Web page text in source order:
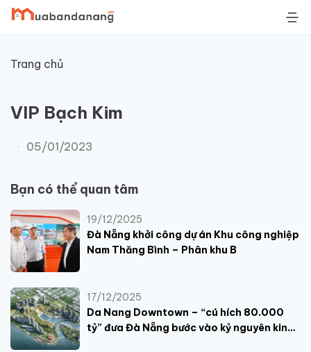
Skip
Trang chủ
VIP Bạch Kim
05/01/2023
Bạn có thể quan tâm
19/12/2025
Đà Nẵng khởi công dự án Khu công nghiệp
Nam Thăng Bình – Phân khu B
17/12/2025
Da Nang Downtown – “cú hích 80.000
tỷ” đưa Đà Nẵng bước vào kỷ nguyên kinh